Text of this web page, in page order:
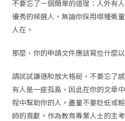
不要忘了ㄧ個簡單的道理：人外有
優秀的候選人，無論你採用哪種衡
人在。
那麼，你的申請文件應該寫些什麼
請試試謙遜和放大格局，不要忘了
有人是一座孤島，因此在你的文章
程中幫助你的人。盡量不要貶低或
師的貢獻。作為教育專業人士的主